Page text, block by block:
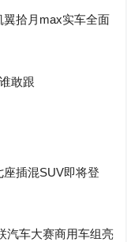
拾月max实车全面
敢跟
插混SUV即将登
汽车大赛商用车组亮